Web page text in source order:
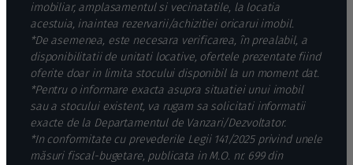
imobiliar, amplasamentul si vecinatatile, la locatia
acestuia, inaintea rezervarii/achizitiei oricarui imobil.
*De asemenea, este necesara verificarea, în prealabil, a
disponibilitatii de unitati locative, ofertele prezentate fiind
oferite doar in limita stocului disponibil la un moment dat.
*Pentru o informare exacta asupra situatiei unui imobil
sau a stocului existent, va rugam sa solicitati informatii
exacte de la Departamentul de Vanzari/Dezvoltator.
*In conformitate cu prevederile Legii 141/2025 privind unele
măsuri fiscal-bugetare, publicata in M.O. nr. 699 din